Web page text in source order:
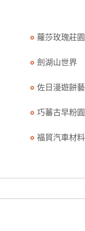
蘿莎玫瑰莊園
劍湖山世界
佐日漫遊餅
巧蕃古早粉圓
福貿汽車材